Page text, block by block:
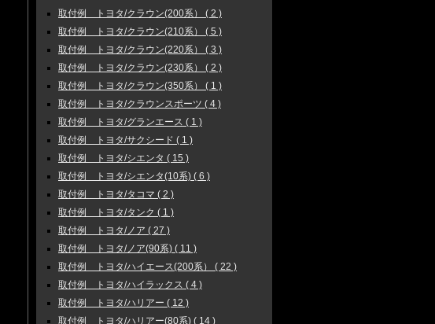
取付例 トヨタ/クラウン(200系） ( 2 )
取付例 トヨタ/クラウン(210系） ( 5 )
取付例 トヨタ/クラウン(220系） ( 3 )
取付例 トヨタ/クラウン(230系） ( 2 )
取付例 トヨタ/クラウン(350系） ( 1 )
取付例 トヨタ/クラウンスポーツ ( 4 )
取付例 トヨタ/グランエース ( 1 )
取付例 トヨタ/サクシード ( 1 )
取付例 トヨタ/シエンタ ( 15 )
取付例 トヨタ/シエンタ(10系) ( 6 )
取付例 トヨタ/タコマ ( 2 )
取付例 トヨタ/タンク ( 1 )
取付例 トヨタ/ノア ( 27 )
取付例 トヨタ/ノア(90系) ( 11 )
取付例 トヨタ/ハイエース(200系） ( 22 )
取付例 トヨタ/ハイラックス ( 4 )
取付例 トヨタ/ハリアー ( 12 )
取付例 トヨタ/ハリアー(80系) ( 14 )